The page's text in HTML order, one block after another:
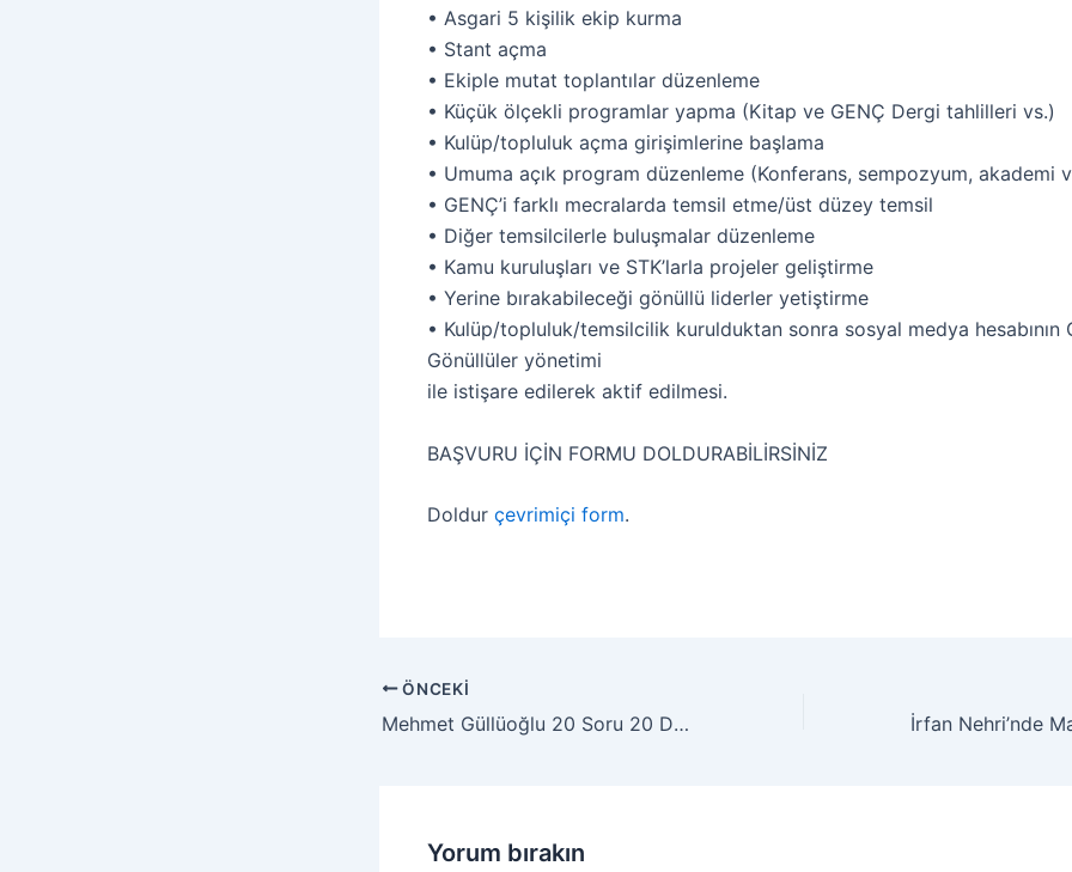
• Asgari 5 kişilik ekip kurma
• Stant açma
• Ekiple mutat toplantılar düzenleme
• Küçük ölçekli programlar yapma (Kitap ve GENÇ Dergi tahlilleri vs.)
• Kulüp/topluluk açma girişimlerine başlama
• Umuma açık program düzenleme (Konferans, sempozyum, akademi
• GENÇ’i farklı mecralarda temsil etme/üst düzey temsil
• Diğer temsilcilerle buluşmalar düzenleme
• Kamu kuruluşları ve STK’larla projeler geliştirme
• Yerine bırakabileceği gönüllü liderler yetiştirme
• Kulüp/topluluk/temsilcilik kurulduktan sonra sosyal medya hesabının
Gönüllüler yönetimi
ile istişare edilerek aktif edilmesi.
BAŞVURU İÇİN FORMU DOLDURABİLİRSİNİZ
Doldur çevrimiçi form.
ÖNCEKI
Mehmet Güllüoğlu 20 Soru 20 Dakika’da
Yorum bırakın